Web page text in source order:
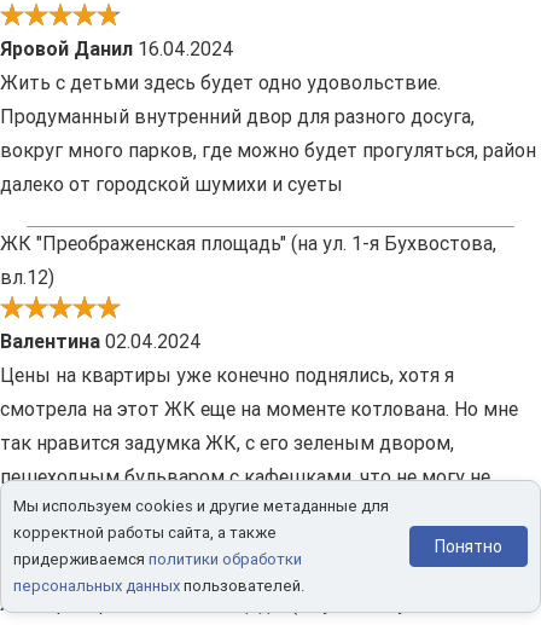
Яровой Данил 16.04.2024
Жить с детьми здесь будет одно удовольствие.
Продуманный внутренний двор для разного досуга,
вокруг много парков, где можно будет прогуляться, район
далеко от городской шумихи и суеты
ЖК "Преображенская площадь" (на ул. 1-я Бухвостова,
вл.12)
Валентина 02.04.2024
Цены на квартиры уже конечно поднялись, хотя я
смотрела на этот ЖК еще на моменте котлована. Но мне
так нравится задумка ЖК, с его зеленым двором,
пешеходным бульваром с кафешками, что не могу не
купить здесь себе квартиру. Дороговато, но думаю, что
высокая цена здесь равно высокое качество.
ЖК "Преображенская площадь" (на ул. 1-я Бухвостова,
Мы используем cookies и другие метаданные для
корректной работы сайта, а также
придерживаемся политики обработки
персональных данных пользователей.
Понятно